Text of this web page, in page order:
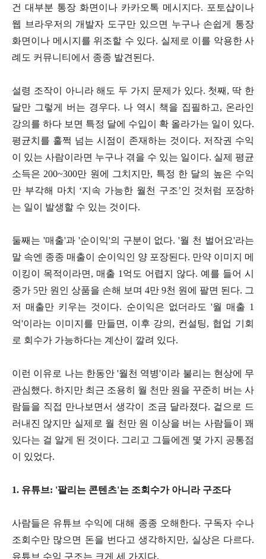
건 대부분 통장 화면이나 카카오톡 메시지다. 포토샵이나
웹 브라우저의 개발자 도구만 있으면 누구나 손쉽게 통장
화면이나 메시지를 위조할 수 있다. 실제로 이를 악용한 사
례도 커뮤니티에서 종종 발견된다.
설령 조작이 아니라 해도 두 가지 문제가 있다. 첫째, 딱 한
달만 그렇게 버는 경우다. 나 역시 책을 집필하고, 온라인
강의를 하다 보면 특정 달에 수입이 확 올라가는 일이 있다.
평균치를 훌쩍 넘는 시점이 존재하는 것이다. 저작권 수익
이 있는 사람이라면 누구나 겪을 수 있는 일이다. 실제 평균
소득은 200~300만 원에 그치지만, 특정 한 달의 높은 수익
만 부각해 마치 ‘지속 가능한 월천 구조’인 것처럼 포장하
는 일이 발생할 수 있는 것이다.
둘째는 '매출'과 '순이익'의 구분이 없다. '월 천 벌어요'라는
말 속엔 종종 매출이 순이익인 양 포장된다. 만약 이미지 메
이킹이 목적이라면, 매출 1억도 어렵지 않다. 예를 들어 시
중가 5만 원인 상품을 손해 보며 4만 9천 원에 팔면 된다. 그
저 매출만 키우는 것이다. 순이익은 없더라도 '월 매출 1
억'이라는 이미지를 만들면, 이후 강의, 컨설팅, 협업 기회
로 회수가 가능하다는 계산이 깔려 있다.
이런 이유로 나는 한동안 '월천 역병'이라 불리는 현상에 무
관심했다. 하지만 최근 조용히 월 천만 원을 꾸준히 버는 사
람들을 직접 만나보면서 생각이 조금 달라졌다. 겉으로 드
러내진 않지만 실제로 월 천만 원 이상을 버는 사람들이 꽤
있다는 걸 알게 된 것이다. 그리고 그들에겐 몇 가지 공통점
이 있었다.
1. 유튜브: '팔리는 콘텐츠'는 조회수가 아니라 구조다
사람들은 유튜브 수익에 대해 종종 오해한다. 구독자 수나
조회수만 많으면 돈을 번다고 생각하지만, 실상은 다르다.
유튜브 수익 구조는 크게 세 가지다.